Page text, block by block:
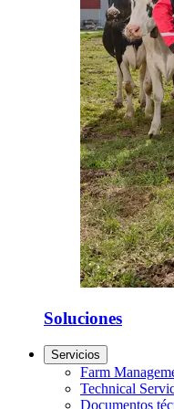
Soluciones
Servicios
Farm
Technical
Documentos